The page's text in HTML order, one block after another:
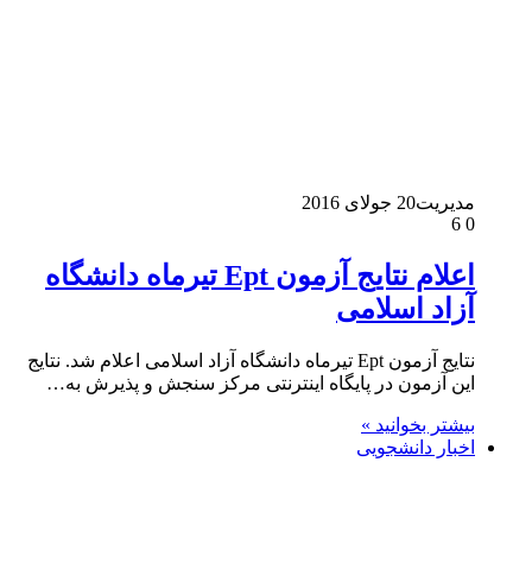
مدیریت20 جولای 2016
0
اعلام نتایج آزمون Ept تیرماه دانشگاه
آزاد اسلامی
نتایج آزمون Ept تیرماه دانشگاه آزاد اسلامی اعلام شد. نتایج
این آزمون در پایگاه اینترنتی مرکز سنجش و پذیرش به…
بیشتر بخوانید »
اخبار دانشجویی